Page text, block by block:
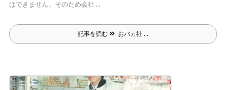
はできません。そのため会社 ...
記事を読む おバカ社 ...